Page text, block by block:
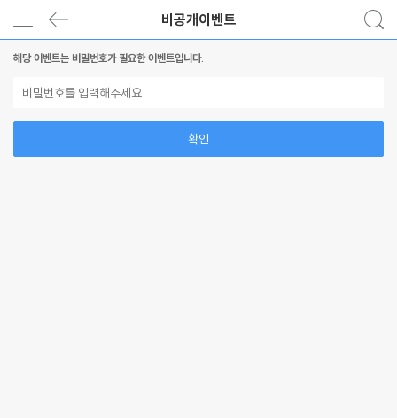
비공개이벤트
해당 이벤트는 비밀번호가 필요한 이벤트입니다.